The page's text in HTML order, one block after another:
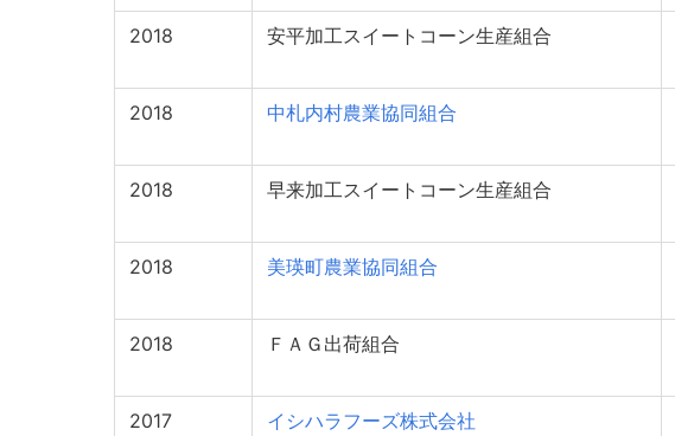
2018 安平加工スイートコーン生産組合
2018 中札内村農業協同組合
2018 早来加工スイートコーン生産組合
2018 美瑛町農業協同組合
2018 ＦＡＧ出荷組合
2017 イシハラフーズ株式会社